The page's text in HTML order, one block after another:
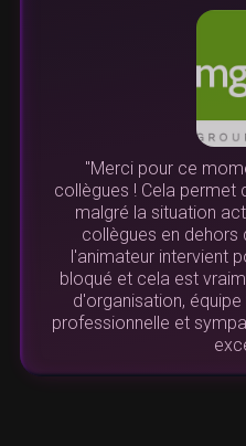
"Merci pour ce
collègues ! Cela permet
malgré la situation
collègues en dehors
l'animateur intervient
bloqué et cela est
d'organisation,
professionnelle et